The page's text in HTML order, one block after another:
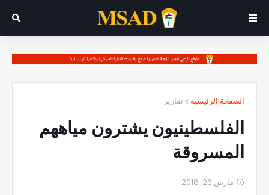
الصفحة الرئيسية تقارير
الفلسطينيون يشترون مياههم
المسروقة
مارس 26, 2018